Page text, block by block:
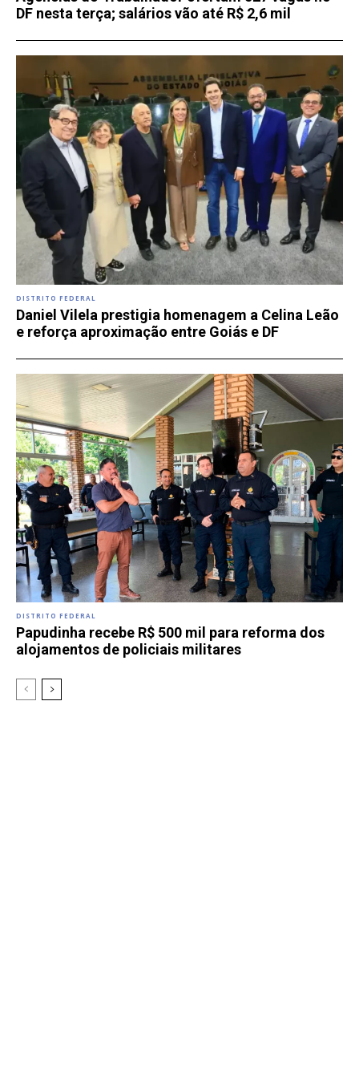
DF nesta terça; salários vão até R$ 2,6 mil
DISTRITO FEDERAL
Daniel Vilela prestigia homenagem a Celina Leão
e reforça aproximação entre Goiás e DF
DISTRITO FEDERAL
Papudinha recebe R$ 500 mil para reforma dos
alojamentos de policiais militares